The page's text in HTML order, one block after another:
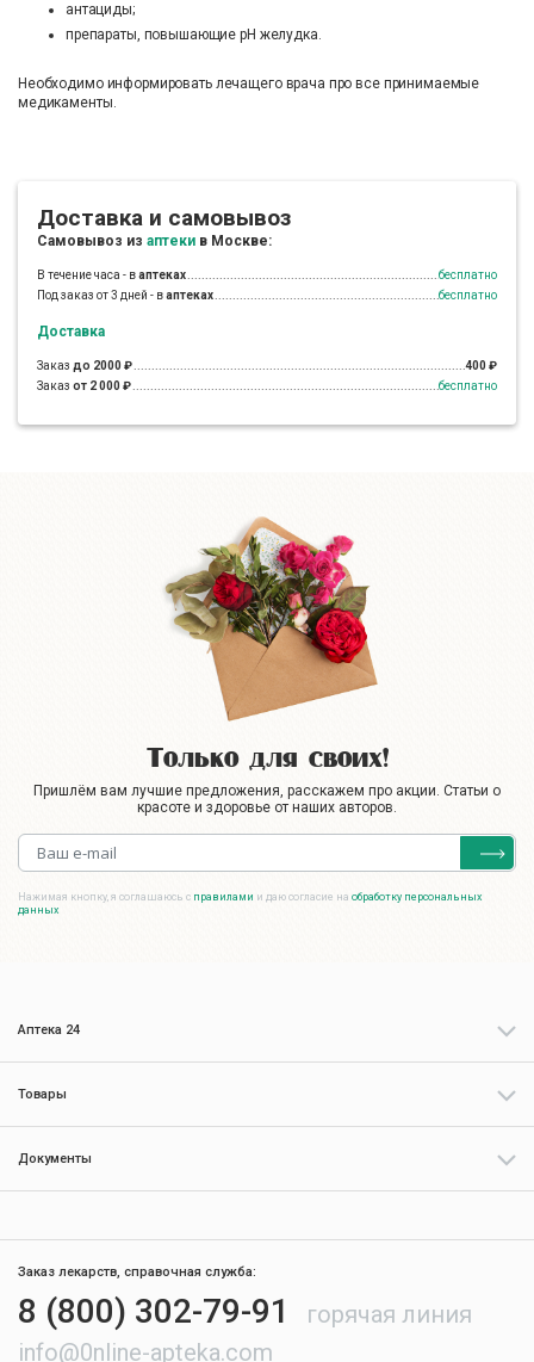
антациды;
препараты, повышающие pH желудка.
Необходимо информировать лечащего врача про все принимаемые
медикаменты.
Доставка и самовывоз
Самовывоз из аптеки в Москве:
В течение часа - ваптеках
бесплатно
Под заказ от 3 дней - ваптеках бесплатно
Доставка
Заказ до 2000 ₽
400 ₽
Заказ от 2 000 ₽ бесплатно
Только для своих!
Пришлём вам лучшие предложения, расскажем про акции. Статьи о
красоте и здоровье от наших авторов.
Нажимая кнопку, я соглашаюсь с правилами и даю согласие на обработку персональных
данных
Аптека 24
Товары
Документы
Заказ лекарств, справочная служба:
8 (800) 302-79-91
горячая линия
info@0nline-apteka.com